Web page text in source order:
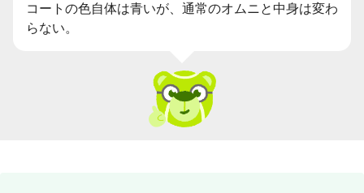
コートの色自体は青いが、通常のオムニと中身は変わ
らない。